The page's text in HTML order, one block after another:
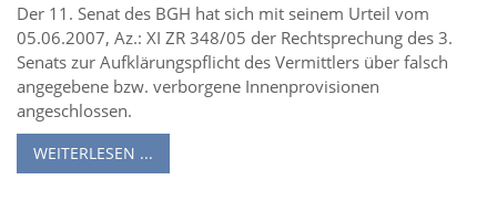
Der 11. Senat des BGH hat sich mit seinem Urteil vom
05.06.2007, Az.: XI ZR 348/05 der Rechtsprechung des 3.
Senats zur Aufklärungspflicht des Vermittlers über falsch
angegebene bzw. verborgene Innenprovisionen
angeschlossen.
WEITERLESEN ...